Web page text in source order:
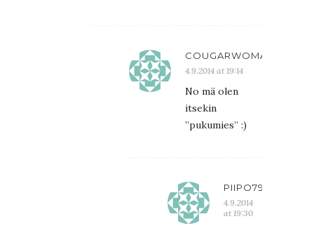
COUGARWOMAN
4.9.2014 at 19:14
No mä olen
itsekin
”pukumies” :)
PIIPO79
4.9.2014
at 19:30